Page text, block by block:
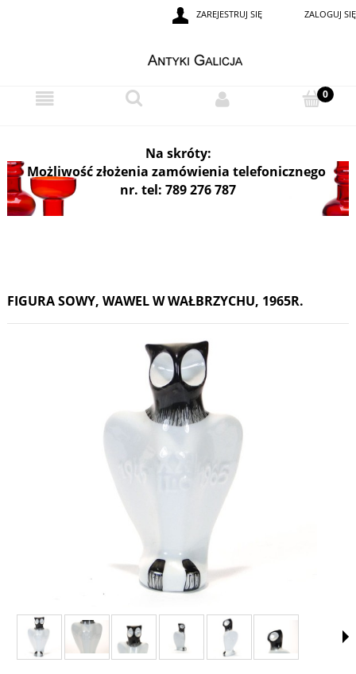
ZAREJESTRUJ SIĘ ZALOGUJ SIĘ
Na skróty:
Możliwość złożenia zamówienia telefonicznego
nr. tel: 789 276 787
FIGURA SOWY, WAWEL W WAŁBRZYCHU, 1965R.